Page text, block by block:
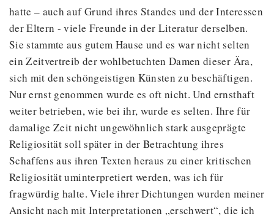
hatte – auch auf Grund ihres Standes und der Interessen
der Eltern - viele Freunde in der Literatur derselben.
Sie stammte aus gutem Hause und es war nicht selten
ein Zeitvertreib der wohlbetuchten Damen dieser Ära,
sich mit den schöngeistigen Künsten zu beschäftigen.
Nur ernst genommen wurde es oft nicht. Und ernsthaft
weiter betrieben, wie bei ihr, wurde es selten. Ihre für
damalige Zeit nicht ungewöhnlich stark ausgeprägte
Religiosität soll später in der Betrachtung ihres
Schaffens aus ihren Texten heraus zu einer kritischen
Religiosität uminterpretiert werden, was ich für
fragwürdig halte. Viele ihrer Dichtungen wurden meiner
Ansicht nach mit Interpretationen „erschwert“, die ich